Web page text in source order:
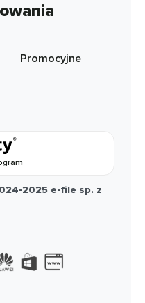
Promocyjne
2025 e-file sp. z